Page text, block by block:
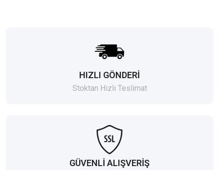
HIZLI GÖNDERİ
Stoktan Hızlı Teslimat
GÜVENLİ ALIŞVERİŞ